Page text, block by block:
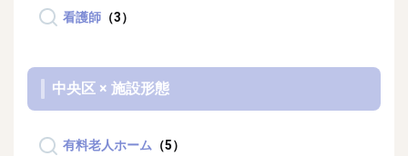
看護師 （3）
中央区 × 施設形態
有料老人ホーム （5）